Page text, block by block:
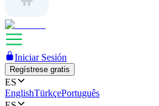
Iniciar Sesión
Regístrese gratis
ES
EnglishTürkçePortuguês